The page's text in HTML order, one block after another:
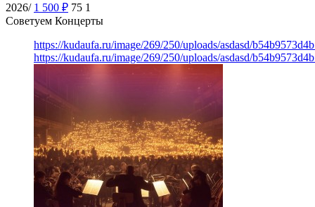
2026/ 1 500 ₽ 75 1
Советуем Концерты
https://kudaufa.ru/image/269/250/uploads/asdasd/
https://kudaufa.ru/image/269/250/uploads/asdasd/